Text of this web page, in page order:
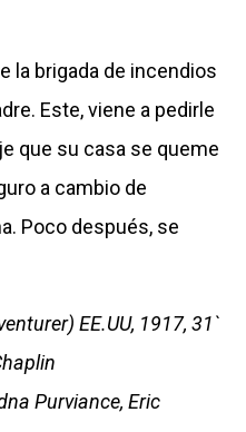
la brigada de incendios
Este, viene a pedirle
que su casa se queme
a cambio de
Poco después, se
EE.UU, 1917, 31`
Purviance, Eric